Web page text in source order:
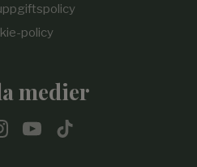
policy
medier